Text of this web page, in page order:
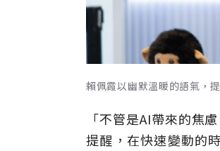
賴佩霞以幽默溫暖的語氣，
「不管是AI帶來的焦
提醒，在快速變動的